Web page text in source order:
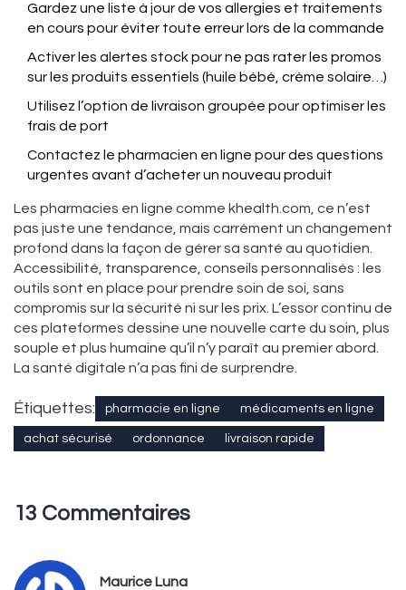
Gardez une liste à jour de vos allergies et traitements
en cours pour éviter toute erreur lors de la commande
Activer les alertes stock pour ne pas rater les promos
sur les produits essentiels (huile bébé, crème solaire…)
Utilisez l’option de livraison groupée pour optimiser les
frais de port
Contactez le pharmacien en ligne pour des questions
urgentes avant d’acheter un nouveau produit
Les pharmacies en ligne comme khealth.com, ce n’est
pas juste une tendance, mais carrément un changement
profond dans la façon de gérer sa santé au quotidien.
Accessibilité, transparence, conseils personnalisés : les
outils sont en place pour prendre soin de soi, sans
compromis sur la sécurité ni sur les prix. L’essor continu de
ces plateformes dessine une nouvelle carte du soin, plus
souple et plus humaine qu’il n’y paraît au premier abord.
La santé digitale n’a pas fini de surprendre.
Étiquettes: pharmacie en ligne médicaments en ligne
achat sécurisé ordonnance livraison rapide
13 Commentaires
Maurice Luna